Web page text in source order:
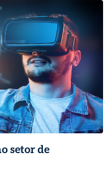
setor de